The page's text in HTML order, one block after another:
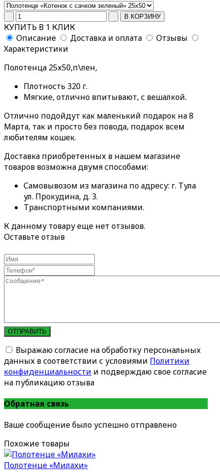
КУПИТЬ В 1 КЛИК
Описание
Доставка и оплата
Отзывы
Характеристики
Полотенца 25х50,п\лен,
Плотность 320 г.
Мягкие, отлично впитывают, с вешалкой.
Отлично подойдут как маленький подарок на 8
Марта, так и просто без повода, подарок всем
любителям кошек.
Доставка приобретенных в нашем магазине
товаров возможна двумя способами:
Самовывозом из магазина по адресу: г. Тула
ул. Прокудина, д. 3.
Транспортными компаниями.
К данному товару еще нет отзывов.
Оставьте отзыв
ОТПРАВИТЬ
Выражаю согласие на обработку персональных
данных в соответствии с условиями Политики
конфиденциальности и подверждаю свое согласие
на публикацию отзыва
Обратная связь
Ваше сообщение было успешно отправлено
Похожие товары
Полотенце «Милахи»